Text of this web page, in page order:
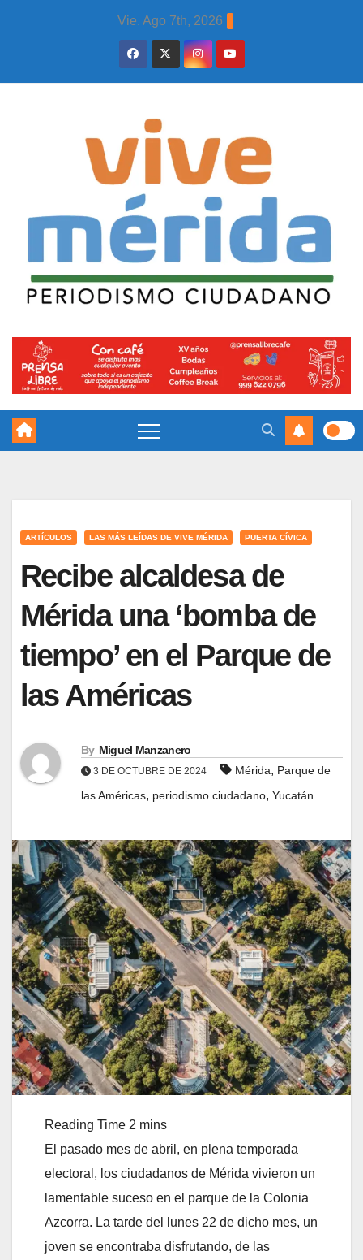
Vie. Ago 7th, 2026
ARTÍCULOS LAS MÁS LEÍDAS DE VIVE MÉRIDA PUERTA CÍVICA
Recibe alcaldesa de
Mérida una ‘bomba de
tiempo’ en el Parque de
las Américas
By Miguel Manzanero
3 DE OCTUBRE DE 2024 Mérida, Parque de
las Américas, periodismo ciudadano, Yucatán
El pasado mes de abril, en plena temporada
electoral, los ciudadanos de Mérida vivieron un
lamentable suceso en el parque de la Colonia
Azcorra. La tarde del lunes 22 de dicho mes, un
joven se encontraba disfrutando, de las